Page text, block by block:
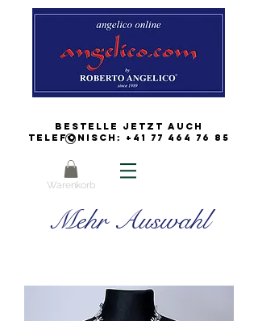
Bestelle jetzt auch
Telefonisch: +41 77 464 76 85
Warenkorb
Mehr Auswahl